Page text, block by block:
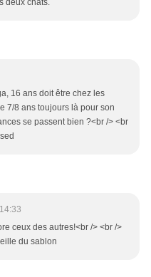
deux chats.
16 ans doit être chez les
7/8 ans toujours là pour son
se passent bien ?<br /> <br
ceux des autres!<br /> <br />
du sablon